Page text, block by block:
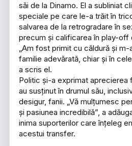
săi de la Dinamo. El a subliniat
speciale pe care le-a trăit în
salvarea de la retrogradare în
precum și calificarea în play-off
„Am fost primit cu căldură și
familie adevărată, chiar și în
a scris el.
Politic și-a exprimat
au susținut în drumul său,
desigur, fanii. „Vă mulțumesc
și pasiunea incredibilă”, a
inima suporterilor care înțeleg
acestui transfer.